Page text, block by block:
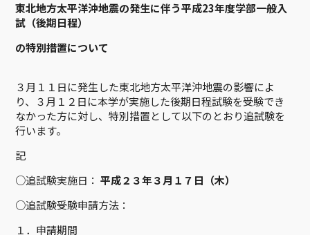
東北地方太平洋沖地震の発生に伴う平成23年度学部一般入
試（後期日程）
の特別措置について
３月１１日に発生した東北地方太平洋沖地震の影響によ
り、３月１２日に本学が実施した後期日程試験を受験でき
なかった方に対し、特別措置として以下のとおり追試験を
行います。
記
○追試験実施日：平成２３年３月１７日（木）
○追試験受験申請方法：
１．申請期間